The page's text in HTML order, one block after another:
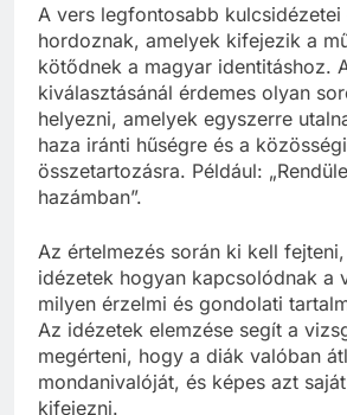
A vers legfontosabb kulcsidézetei
hordoznak, amelyek kifejezik a
kötődnek a magyar identitáshoz.
kiválasztásánál érdemes olyan
helyezni, amelyek egyszerre
haza iránti hűségre és a közösségi
összetartozásra. Például:
hazámban”.
Az értelmezés során ki kell
idézetek hogyan kapcsolódnak a
milyen érzelmi és gondolati
Az idézetek elemzése segít a
megérteni, hogy a diák valóban
mondanivalóját, és képes azt
kifejezni.